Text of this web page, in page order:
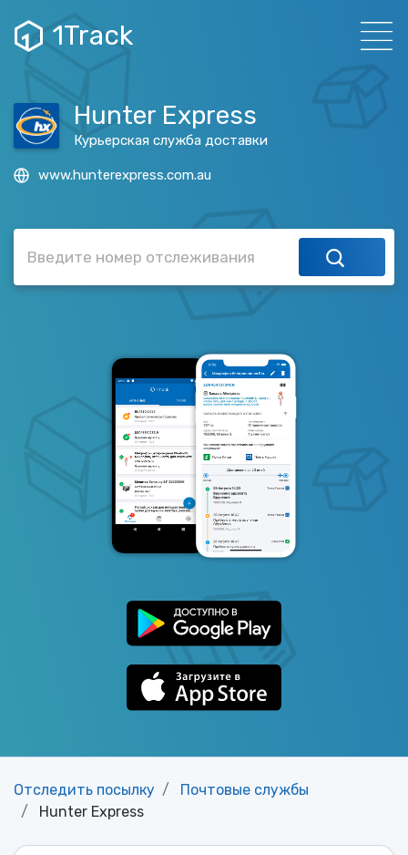
1Track
Hunter Express
Курьерская служба доставки
www.hunterexpress.com.au
Отследить посылку
Почтовые службы
Hunter Express